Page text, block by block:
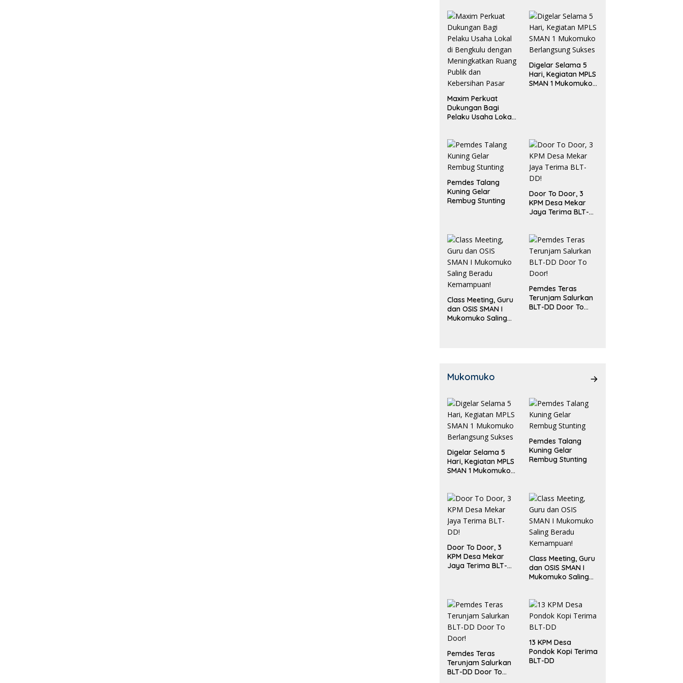
Maxim Perkuat
Dukungan Bagi
Pelaku Usaha Lokal
Ruang Publik dan
Kebersihan Pasar
Digelar Selama 5
Hari, Kegiatan MPLS
SMAN 1 Mukomuko
Pemdes Talang
Kuning Gelar
Rembug Stunting
Door To Door, 3
KPM Desa Mekar
Jaya Terima BLT-
Class Meeting, Guru
dan OSIS SMAN I
Mukomuko Saling
Pemdes Teras
Terunjam Salurkan
BLT-DD Door To
Mukomuko
Digelar Selama 5
Hari, Kegiatan MPLS
SMAN 1 Mukomuko
Pemdes Talang
Kuning Gelar
Rembug Stunting
Door To Door, 3
KPM Desa Mekar
Jaya Terima BLT-
Class Meeting, Guru
dan OSIS SMAN I
Mukomuko Saling
Pemdes Teras
Terunjam Salurkan
BLT-DD Door To
13 KPM Desa
Pondok Kopi Terima
BLT-DD